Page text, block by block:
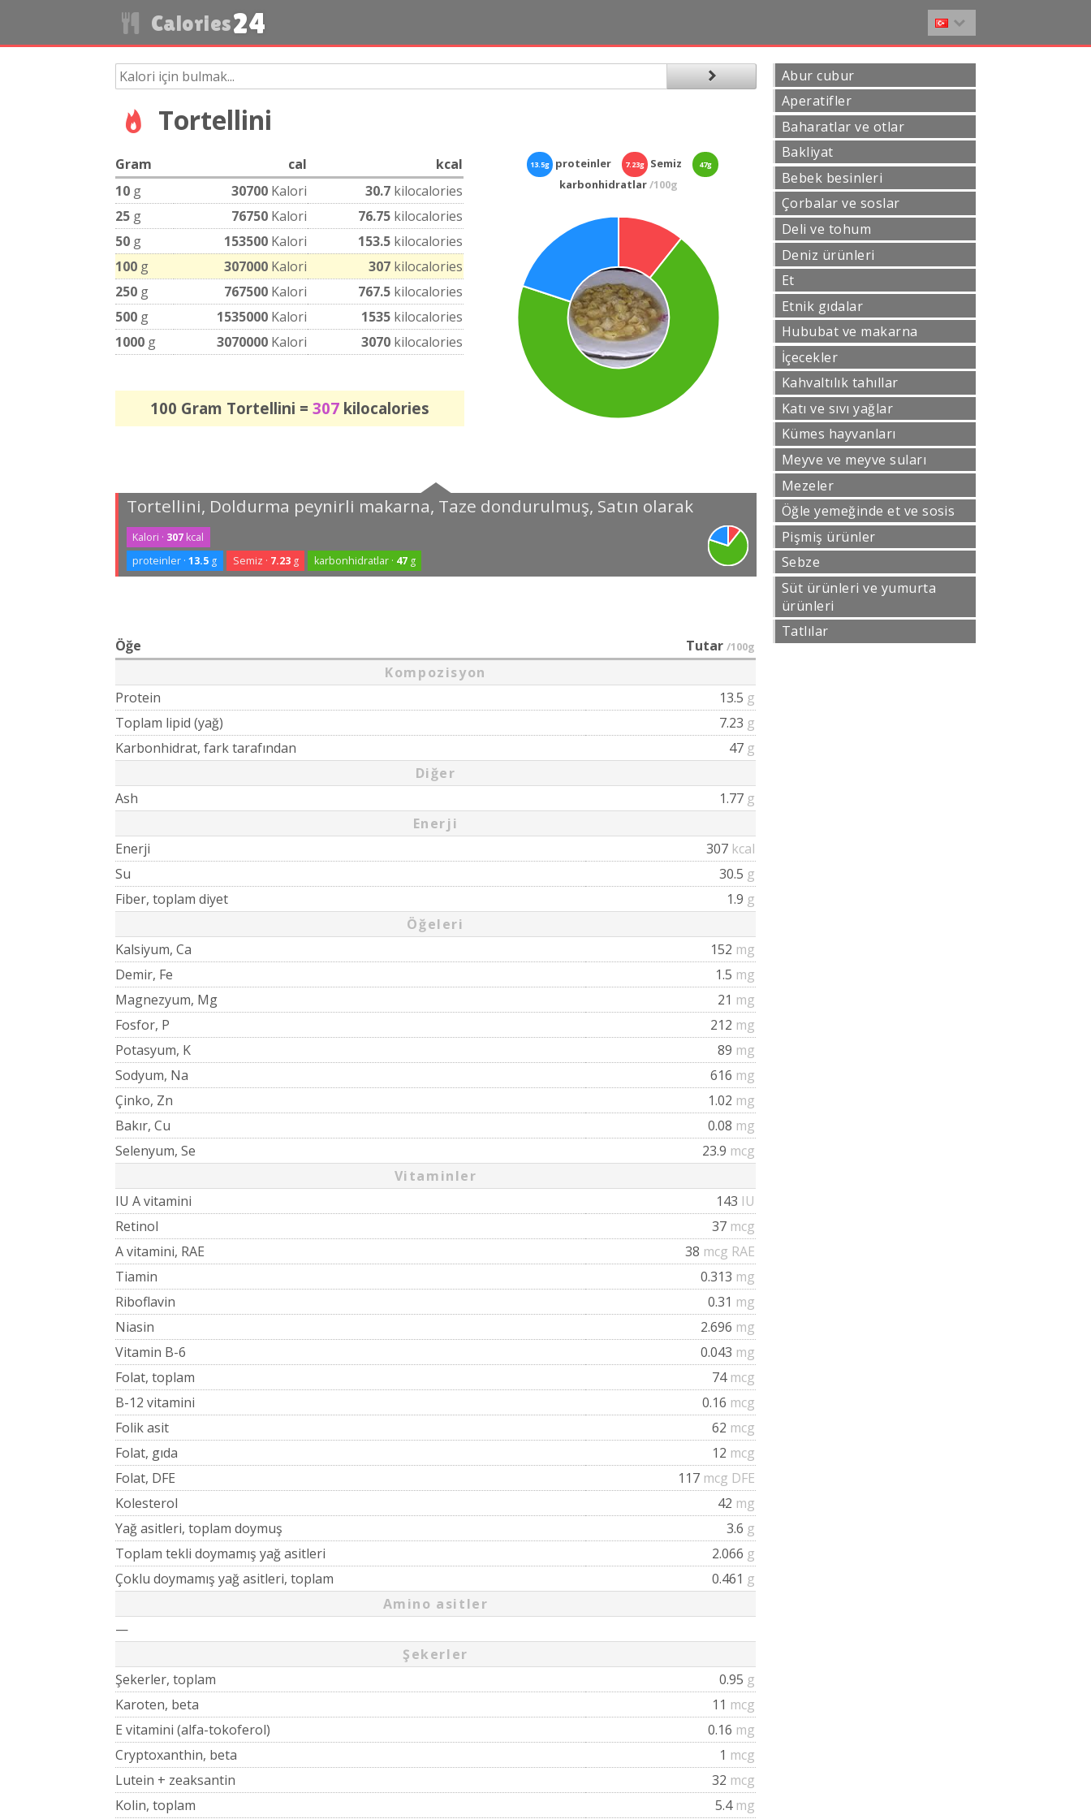
Calories24
Tortellini
Gram cal
kcal
10 g 30700 Kalori 30.7 kilocalories
25 g 76750 Kalori 76.75 kilocalories
50 g 153500 Kalori 153.5 kilocalories
100 g 307000 Kalori 307 kilocalories
250 g 767500 Kalori 767.5 kilocalories
500 g 1535000 Kalori 1535 kilocalories
1000 g 3070000 Kalori 3070 kilocalories
100 Gram Tortellini = 307kilocalories
13.5g proteinler 7.23g Semiz 47g
karbonhidratlar/100g
Tortellini, Doldurma peynirli makarna, Taze dondurulmuş, Satın olarak
Kalori · 307 kcal
proteinler ·13.5 g Semiz · 7.23g karbonhidratlar · 47g
Öğe Tutar /100g
Kompozisyon
Protein
13.5 g
Toplam lipid (yağ)
7.23 g
Karbonhidrat, fark tarafından
47 g
Diğer
Ash
1.77 g
Enerji
Enerji
307 kcal
Su
30.5 g
Fiber, toplam diyet
1.9 g
Öğeleri
Kalsiyum, Ca
152 mg
Demir, Fe
1.5 mg
Magnezyum, Mg
21 mg
Fosfor, P
212 mg
Potasyum, K
89 mg
Sodyum, Na
616 mg
Çinko, Zn
1.02 mg
Bakır, Cu
0.08 mg
Selenyum, Se
23.9 mcg
Vitaminler
IU A vitamini
143 IU
Retinol
37 mcg
A vitamini, RAE
38 mcg RAE
Tiamin
0.313 mg
Riboflavin
0.31 mg
Niasin
2.696 mg
Vitamin B-6
0.043 mg
Folat, toplam
74 mcg
B-12 vitamini
0.16 mcg
Folik asit
62 mcg
Folat, gıda
12 mcg
Folat, DFE
117 mcg DFE
Kolesterol
42 mg
Yağ asitleri, toplam doymuş
3.6 g
Toplam tekli doymamış yağ asitleri
2.066 g
Çoklu doymamış yağ asitleri, toplam
0.461 g
Amino asitler
—
Şekerler
Şekerler, toplam
0.95 g
Karoten, beta
11 mcg
E vitamini (alfa-tokoferol)
0.16 mg
Cryptoxanthin, beta
1 mcg
Lutein + zeaksantin
32 mcg
Kolin, toplam
5.4 mg
Abur cubur
Aperatifler
Baharatlar ve otlar
Bakliyat
Bebek besinleri
Çorbalar ve soslar
Deli ve tohum
Deniz ürünleri
Et
Etnik gıdalar
Hububat ve makarna
İçecekler
Kahvaltılık tahıllar
Katı ve sıvı yağlar
Kümes hayvanları
Meyve ve meyve suları
Mezeler
Öğle yemeğinde et ve sosis
Pişmiş ürünler
Sebze
Süt ürünleri ve yumurta
ürünleri
Tatlılar